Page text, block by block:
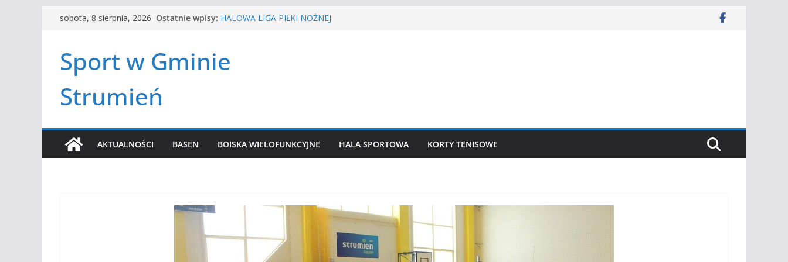
Przejdźsobota, 8 sierpnia, 2026 Ostatnie wpisy: Czwórbój lekkoatletyczny
HALOWA LIGA PIŁKI NOŻNEJ
Amatorska siatkówka
Sport w Gminie
Strumień
AKTUALNOŚCI BASEN BOISKA WIELOFUNKCYJNE HALA SPORTOWA KORTY TENISOWE